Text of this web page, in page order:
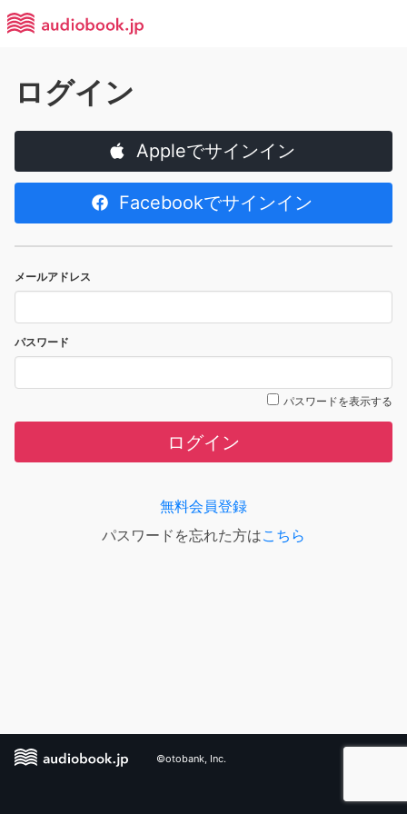
ログイン
Appleでサインイン
Facebookでサインイン
メールアドレス
パスワード
パスワードを表示する
ログイン
無料会員登録
パスワードを忘れた方はこちら
©otobank, Inc.